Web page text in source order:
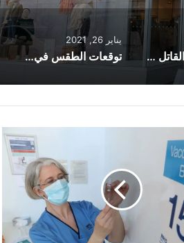
أسرة ضحية القاتل ذو قناع الجمجمة في بريطانيا تتوسل إليه للكشف عن مكان جثتها
يناير 26, 2021
توقعات الطقس في المملكة المتحدة لهذا الأسبوع